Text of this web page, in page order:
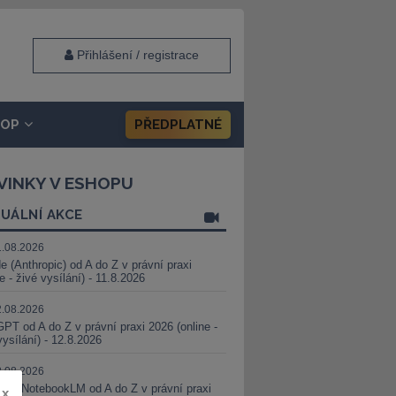
Přihlášení / registrace
PŘEDPLATNÉ
V ESHOPU
AKCE
(Anthropic) od A do Z v právní praxi
- živé vysílání) - 11.8.2026
od A do Z v právní praxi 2026 (online -
- 12.8.2026
a NotebookLM od A do Z v právní praxi
x